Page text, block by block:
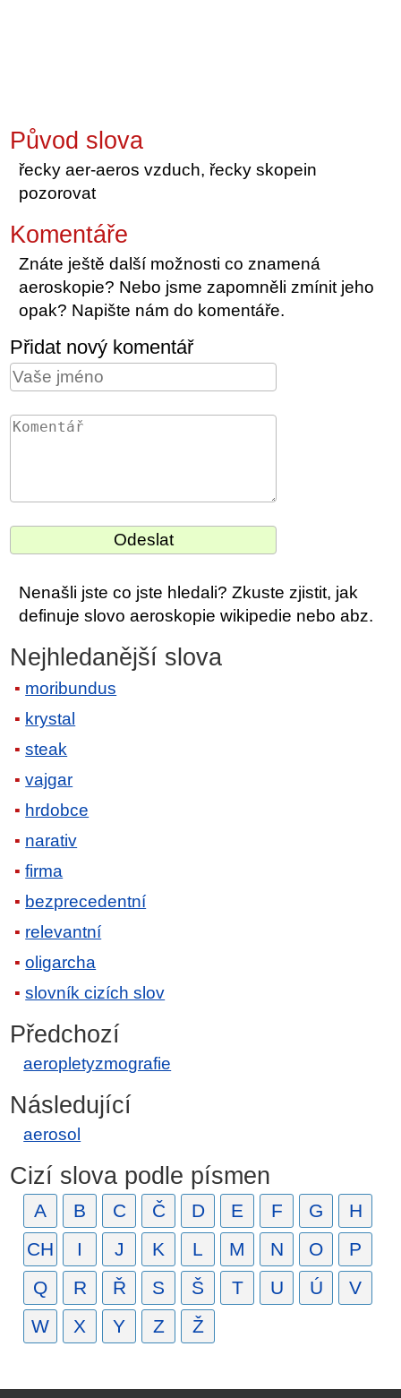
Původ slova
řecky aer-aeros vzduch, řecky skopein
pozorovat
Komentáře
Znáte ještě další možnosti co znamená
aeroskopie? Nebo jsme zapomněli zmínit jeho
opak? Napište nám do komentáře.
Přidat nový komentář
Nenašli jste co jste hledali? Zkuste zjistit, jak
definuje slovo aeroskopie wikipedie nebo abz.
Nejhledanější slova
moribundus
krystal
steak
vajgar
hrdobce
narativ
firma
bezprecedentní
relevantní
oligarcha
slovník cizích slov
Předchozí
aeropletyzmografie
Následující
aerosol
Cizí slova podle písmen
A B C Č D E F G
H
CH
I J K L M N O
P
Q
R Ř S Š T U Ú
V
W
X Y Z Ž